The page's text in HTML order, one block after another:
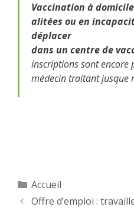
Vaccination à
alitées ou en
déplacer
dans un centre de
inscriptions sont encore
médecin traitant jusque
Catégories
Accueil
Offre d’emploi :